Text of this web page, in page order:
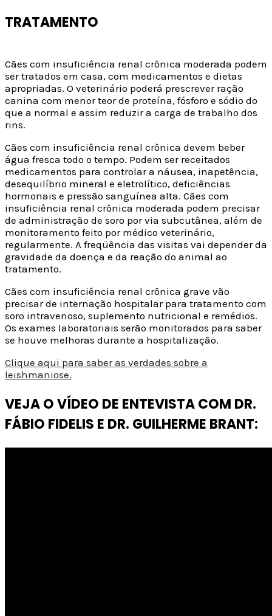
TRATAMENTO
Cães com insuficiência renal crônica moderada podem
ser tratados em casa, com medicamentos e dietas
apropriadas. O veterinário poderá prescrever ração
canina com menor teor de proteína, fósforo e sódio do
que a normal e assim reduzir a carga de trabalho dos
rins.
Cães com insuficiência renal crônica devem beber
água fresca todo o tempo. Podem ser receitados
medicamentos para controlar a náusea, inapetência,
desequilíbrio mineral e eletrolítico, deficiências
hormonais e pressão sanguínea alta. Cães com
insuficiência renal crônica moderada podem precisar
de administração de soro por via subcutânea, além de
monitoramento feito por médico veterinário,
regularmente. A freqüência das visitas vai depender da
gravidade da doença e da reação do animal ao
tratamento.
Cães com insuficiência renal crônica grave vão
precisar de internação hospitalar para tratamento com
soro intravenoso, suplemento nutricional e remédios.
Os exames laboratoriais serão monitorados para saber
se houve melhoras durante a hospitalização.
Clique aqui para saber as verdades sobre a
leishmaniose.
VEJA O VÍDEO DE ENTEVISTA COM DR.
FÁBIO FIDELIS E DR. GUILHERME BRANT: